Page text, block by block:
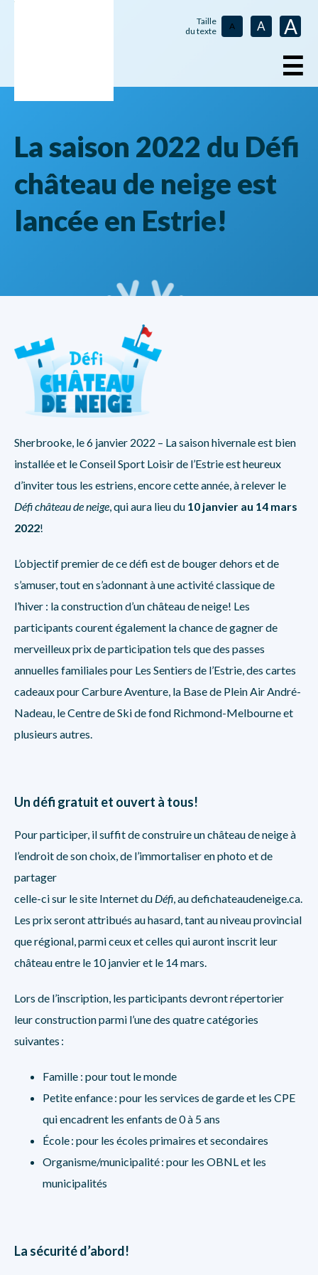
Taille
du texte
A A A
☰
La saison 2022 du Défi
château de neige est
lancée en Estrie!
Sherbrooke, le 6 janvier 2022 – La saison hivernale est bien
installée et le Conseil Sport Loisir de l’Estrie est heureux
d’inviter tous les estriens, encore cette année, à relever le
Défi château de neige, qui aura lieu du 10 janvier au 14 mars
2022!
L’objectif premier de ce défi est de bouger dehors et de
s’amuser, tout en s’adonnant à une activité classique de
l’hiver : la construction d’un château de neige! Les
participants courent également la chance de gagner de
merveilleux prix de participation tels que des passes
annuelles familiales pour Les Sentiers de l’Estrie, des cartes
cadeaux pourCarbure Aventure, la Base de Plein Air André-
Nadeau, leCentre de Ski de fond Richmond-Melbourneet
plusieurs autres.
Un défi gratuit et ouvert à tous!
Pour participer, il suffit de construire un château de neige à
l’endroit de son choix, de l’immortaliser en photo et de
partager
celle-ci sur le site Internet du Défi, au defichateaudeneige.ca.
Les prix seront attribués au hasard, tant au niveau provincial
que régional, parmi ceux et celles qui auront inscrit leur
château entre le 10 janvier et le 14 mars.
Lors de l’inscription, les participants devront répertorier
leur construction parmi l’une des quatre catégories
suivantes :
Famille : pour tout le monde
Petite enfance : pour les services de garde et les CPE
qui encadrent les enfants de 0 à 5 ans
École : pour les écoles primaires et secondaires
Organisme/municipalité : pour les OBNL et les
municipalités
La sécurité d’abord!